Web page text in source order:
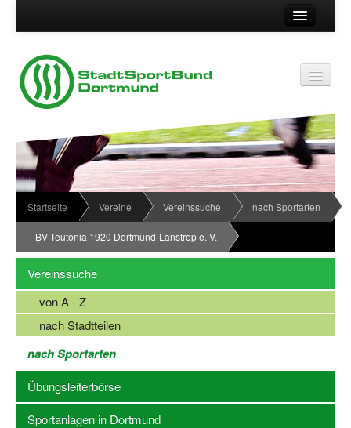
Suche
Vereinsservice
Vereinskennziffer
Passwort
Kontakt
Impressum
Datenschutz
Wir über uns
Organisationsstruktur
News
Termine
Sportabzeichen
Downloadbereich
Newsletter Anmeldung
Stellenangebote SSB Dortmund
Vereine
Startseite Vereine Vereinssuche nach Sportarten
BV Teutonia 1920 Dortmund-Lanstrop e. V.
Vereinssuche
von A - Z
nach Stadtteilen
nach Sportarten
Übungsleiterbörse
Sportanlagen in Dortmund